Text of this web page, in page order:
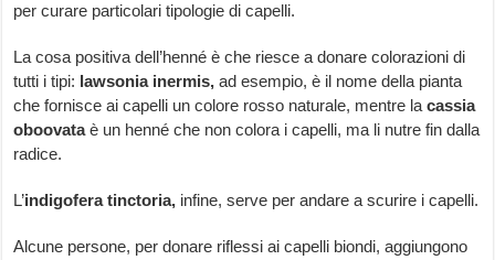
per curare particolari tipologie di capelli.
La cosa positiva dell’henné è che riesce a donare colorazioni di
tutti i tipi: lawsonia inermis, ad esempio, è il nome della pianta
che fornisce ai capelli un colore rosso naturale, mentre lacassia
oboovataè un henné che non colora i capelli, ma li nutre fin dalla
radice.
L’indigofera tinctoria, infine, serve per andare a scurire i capelli.
Alcune persone, per donare riflessi ai capelli biondi, aggiungono